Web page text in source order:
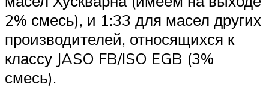
2% смесь), и 1:33 для масел других
производителей, относящихся к
классу JASO FB/ISO EGB (3%
смесь).